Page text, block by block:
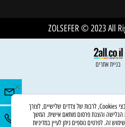
ZOLSEFER © 2023 All
בניית אתרים
לידיעתך, באתרנו נעשה שימוש בקבצי Cookies, לרבות של צדדים שלישיים, לצורך
הגלישה והצגת פרסום מותאם אישית. המשך
זה. לפרטים נוספים ניתן לעיין במדיניות